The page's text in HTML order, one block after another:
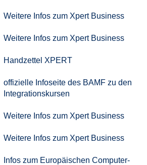
Weitere Infos zum Xpert Business
Weitere Infos zum Xpert Business
Handzettel XPERT
offizielle Infoseite des BAMF zu den
Integrationskursen
Weitere Infos zum Xpert Business
Weitere Infos zum Xpert Business
Infos zum Europäischen Computer-